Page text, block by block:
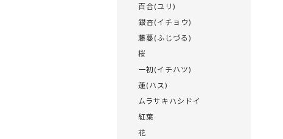
百合(ユリ)
銀杏(イチョウ)
藤蔓(ふじづる)
桜
一初(イチハツ)
蓮(ハス)
ムラサキハシドイ
紅葉
花